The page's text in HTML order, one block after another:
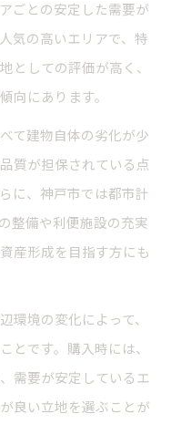
の品質と保証内容
ごとの安定した需要が
気の高いエリアで、特
としての評価が高く、
向にあります。
て建物自体の劣化が少
質が担保されている点
に、神戸市では都市計
整備や利便施設の充実
産形成を目指す方にも
環境の変化によって、
とです。購入時には、
需要が安定しているエ
良い立地を選ぶことが